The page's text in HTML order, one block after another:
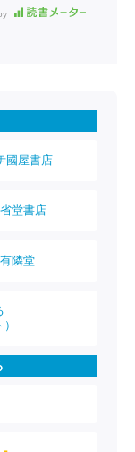
國屋書店
堂書店
有隣堂